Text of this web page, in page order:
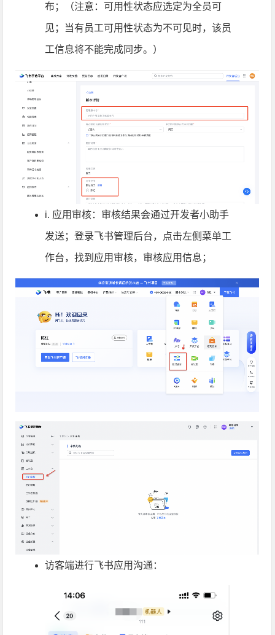
布；（注意：可用性状态应选定为全员可
见；当有员工可用性状态为不可见时，该员
工信息将不能完成同步。）
i. 应用审核：审核结果会通过开发者小助手
发送；登录飞书管理后台，点击左侧菜单工
作台，找到应用审核，审核应用信息；
访客端进行飞书应用沟通：